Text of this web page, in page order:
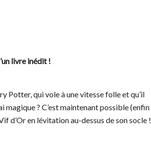
livre inédit !
Potter, qui vole à une vitesse folle et qu’il
magique ? C’est maintenant possible (enfin
d’Or en lévitation au-dessus de son socle !